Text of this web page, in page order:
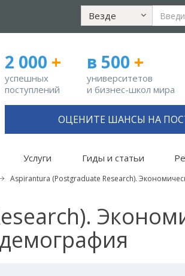
Везде
2 000 +
успешных
поступлений
в 500 +
университетов
и бизнес-школ мира
ОЦЕНИТЕ ШАНСЫ НА
Услуги Гиды и статьи
Aspirantura (Postgraduate Research).